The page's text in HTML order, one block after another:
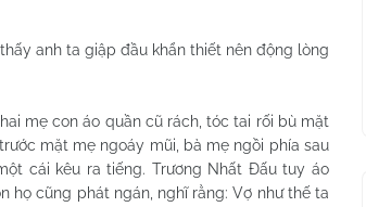
anh ta giập đầu khẩn thiết nên động lòng
con áo quần cũ rách, tóc tai rối bù mặt
mặt mẹ ngoáy mũi, bà mẹ ngồi phía sau
cái kêu ra tiếng. Trương Nhất Đấu tuy áo
họ cũng phát ngán, nghĩ rằng: Vợ như thế ta